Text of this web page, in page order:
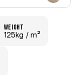
weight
125kg / m²